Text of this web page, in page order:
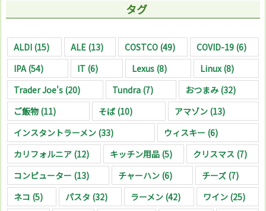
タグ
ALDI (15) ALE (13) COSTCO (49) COVID-19 (6)
IPA (54) IT(6) Lexus(8) Linux (8)
Trader Joe's (20) Tundra (7) おつまみ (32)
ご飯物 (11) そば(10) アマゾン (13)
インスタントラーメン (33) ウィスキー (6)
カリフォルニア (12) キッチン用品 (5) クリスマス (7)
コンピューター (13) チャーハン (6) チーズ(7)
ネコ (5) パスタ (32) ラーメン(42) ワイン(25)